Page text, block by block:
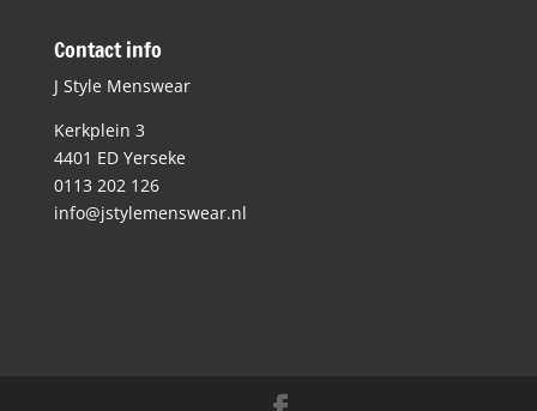
Contact info
J Style Menswear
Kerkplein 3
4401 ED Yerseke
0113 202 126
info@jstylemenswear.nl